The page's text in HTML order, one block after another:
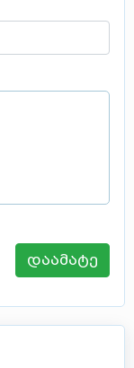
დაამატე